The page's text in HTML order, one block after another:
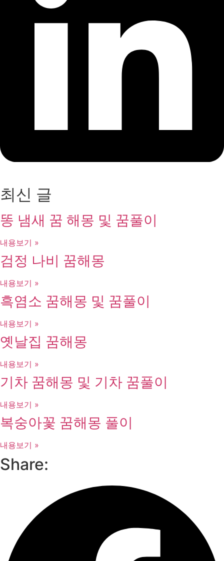
최신 글
똥 냄새 꿈 해몽 및 꿈풀이
내용보기 »
검정 나비 꿈해몽
내용보기 »
흑염소 꿈해몽 및 꿈풀이
내용보기 »
옛날집 꿈해몽
내용보기 »
기차 꿈해몽 및 기차 꿈풀이
내용보기 »
복숭아꽃 꿈해몽 풀이
내용보기 »
Share: